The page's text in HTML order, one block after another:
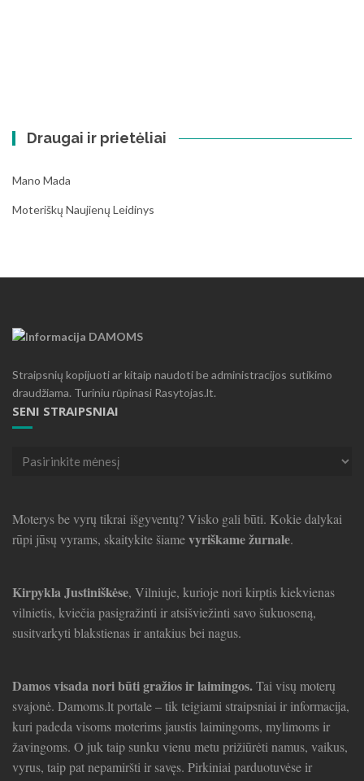
Draugai ir prietėliai
Mano Mada
Moteriškų Naujienų Leidinys
Straipsnių kopijuoti ar kitaip naudoti be administracijos sutikimo
draudžiama. Turiniu rūpinasi Rasytojas.lt.
SENI STRAIPSNIAI
Seni
Moterys be vyrų tikrai išgyventų? Visko gali būti. Kokie dalykai
rūpi jūsų vyrams, skaitykite šiamevyriškame žurnale.
Kirpykla Justiniškėse, Vilniuje, kurioje nori kirptis kiekvienas
vilnietis, kviečia pasigražinti ir atsišviežinti savo šukuoseną,
susitvarkyti blakstienas ir antakius bei nagus.
Damos visada nori būti gražios ir laimingos.Tai visų moterų
svajonė. Damoms.lt portale – tik teigiami straipsniai ir informacija,
kuri padeda visoms moterims jaustis laimingoms, mylimoms ir
žavingoms. O juk taip sunku vienu metu prižiūrėti namus, vaikus,
vyrus, taip pat nepamiršti ir savęs. Pirkiniai parduotuvėse ir